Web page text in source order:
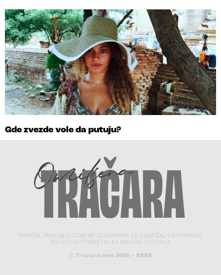
Gde zvezde vole da putuju?
PORTAL TRACARA.COM NE ODGOVARA ZA SADRŽAJ I ISTINITOST
TEKSTOVA PRENETIH SA DRUGIH PORTALA.
© Tracara.com 2008 – 2026